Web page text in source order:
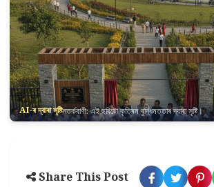
AI-ৰ দ্বাৰা সৃষ্টিসতৰ্কবাণী: এই ছবিটো কৃত্ৰিম বুদ্ধিমত্তাৰ দ্বাৰা সৃষ্টি।
Share This Post